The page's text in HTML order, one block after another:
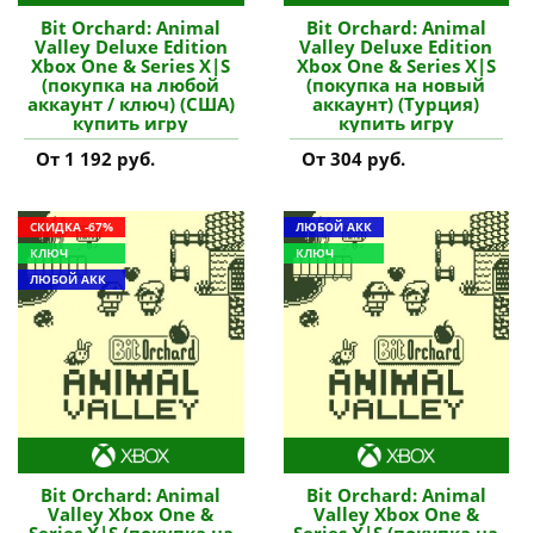
Bit Orchard: Animal
Valley Deluxe Edition
Xbox One & Series X|S
(покупка на любой
аккаунт / ключ) (США)
купить игру
От 1 192 руб.
Bit Orchard: Animal
Valley Deluxe Edition
Xbox One & Series X|S
(покупка на новый
аккаунт) (Турция)
купить игру
От 304 руб.
СКИДКА -67%
КЛЮЧ
ЛЮБОЙ АКК
Bit Orchard: Animal
Valley Xbox One &
ЛЮБОЙ АКК
КЛЮЧ
Bit Orchard: Animal
Valley Xbox One &